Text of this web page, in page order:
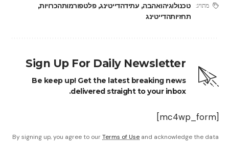
מתויג: טכנולוגיהואהבה, עתידהדייטינג,פלטפורמותהכרויות,
תחזיותהדייטינג
Sign Up For Daily Newsletter
Be keep up! Get the latest breaking news
delivered straight to your inbox.
[mc4wp_form]
By signing up, you agree to ourTerms of Use and acknowledge the data